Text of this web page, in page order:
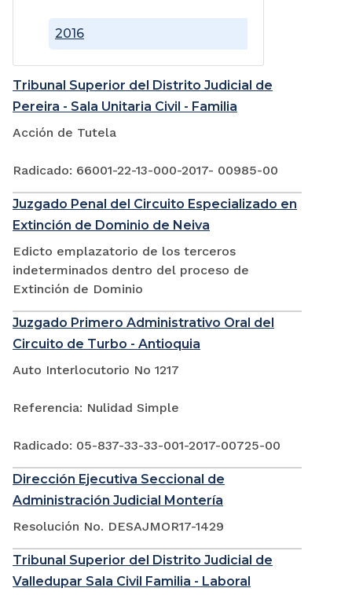
2016
Tribunal Superior del Distrito Judicial de
Pereira - Sala Unitaria Civil - Familia
Acción de Tutela
Radicado: 66001-22-13-000-2017- 00985-00
Juzgado Penal del Circuito Especializado en
Extinción de Dominio de Neiva
Edicto emplazatorio de los terceros
indeterminados dentro del proceso de
Extinción de Dominio
Juzgado Primero Administrativo Oral del
Circuito de Turbo - Antioquia
Auto Interlocutorio No 1217
Referencia: Nulidad Simple
Radicado: 05-837-33-33-001-2017-00725-00
Dirección Ejecutiva Seccional de
Administración Judicial Montería
Resolución No. DESAJMOR17-1429
Tribunal Superior del Distrito Judicial de
Valledupar Sala Civil Familia - Laboral